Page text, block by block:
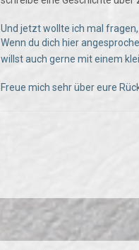
Und jetzt wollte ich mal
Wenn du dich hier
willst auch gerne mit einem
Freue mich sehr über eure